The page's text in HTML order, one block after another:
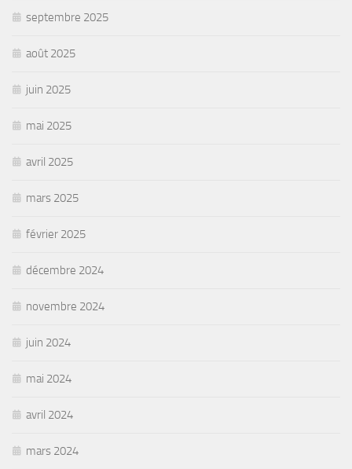
septembre 2025
août 2025
juin 2025
mai 2025
avril 2025
mars 2025
février 2025
décembre 2024
novembre 2024
juin 2024
mai 2024
avril 2024
mars 2024